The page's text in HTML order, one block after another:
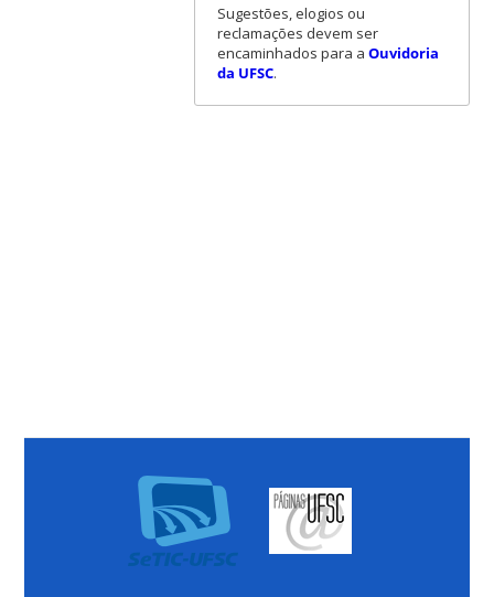
Sugestões, elogios ou
reclamações devem ser
encaminhados para a Ouvidoria
da UFSC.